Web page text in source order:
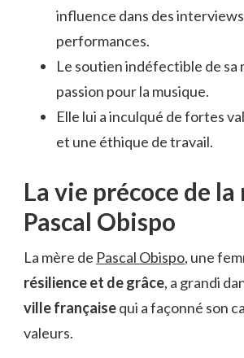
influence dans des
performances.
Le soutien indéfectible de sa
passion pour la musique.
Elle lui a inculqué de fortes
et une éthique de travail.
La vie précoce de la
Pascal Obispo
La mère de Pascal Obispo, une
résilience et de grâce, a grandi
ville françaisequi a façonné son
valeurs.